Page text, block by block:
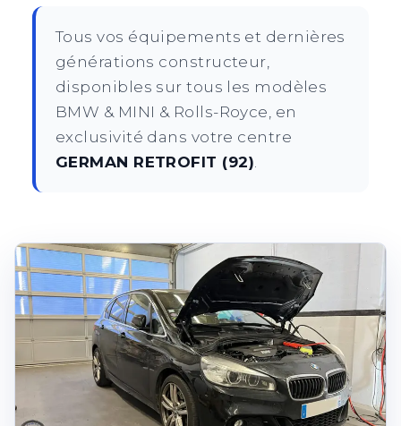
Tous vos équipements et dernières
générations constructeur,
disponibles sur tous les modèles
BMW & MINI & Rolls-Royce, en
exclusivité dans votre centre
GERMAN RETROFIT (92).